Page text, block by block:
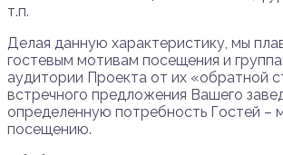
т.п.
Делая данную характеристику, мы
гостевым мотивам посещения и
аудитории Проекта от их «обратной
встречного предложения Вашего
определенную потребность Гостей –
посещению.